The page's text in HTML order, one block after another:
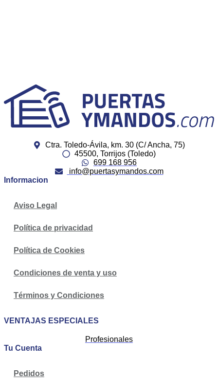
Ctra. Toledo-Ávila, km. 30 (C/ Ancha, 75)
45500, Torrijos (Toledo)
699 168 956
info@puertasymandos.com
Informacion
Aviso Legal
Política de privacidad
Política de Cookies
Condiciones de venta y uso
Términos y Condiciones
VENTAJAS ESPECIALES
Profesionales
Tu Cuenta
Pedidos